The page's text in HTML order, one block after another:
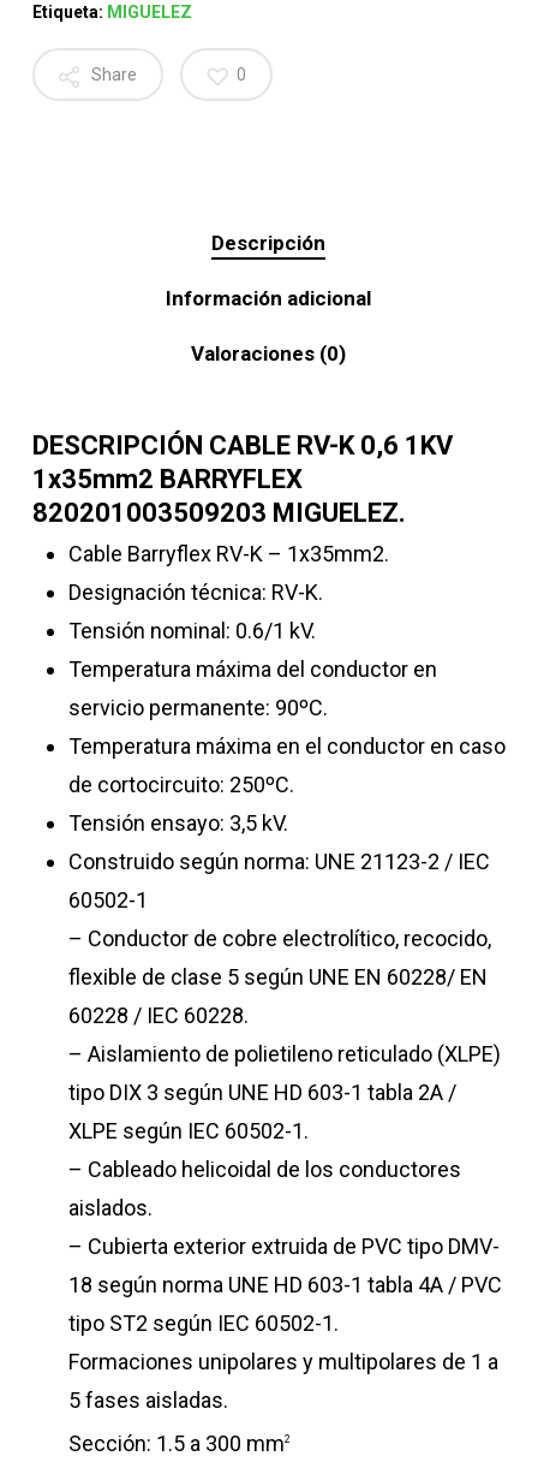
Etiqueta: MIGUELEZ
Share 0
Descripción
Información adicional
Valoraciones (0)
DESCRIPCIÓN CABLE RV-K 0,6 1KV
1x35mm2 BARRYFLEX
820201003509203 MIGUELEZ.
Cable Barryflex RV-K – 1x35mm2.
Designación técnica: RV-K.
Tensión nominal: 0.6/1 kV.
Temperatura máxima del conductor en
servicio permanente: 90ºC.
Temperatura máxima en el conductor en caso
de cortocircuito: 250ºC.
Tensión ensayo: 3,5 kV.
Construido según norma: UNE 21123-2 / IEC
60502-1
– Conductor de cobre electrolítico, recocido,
flexible de clase 5 según UNE EN 60228/ EN
60228 / IEC 60228.
– Aislamiento de polietileno reticulado (XLPE)
tipo DIX 3 según UNE HD 603-1 tabla 2A /
XLPE según IEC 60502-1.
– Cableado helicoidal de los conductores
aislados.
– Cubierta exterior extruida de PVC tipo DMV-
18 según norma UNE HD 603-1 tabla 4A / PVC
tipo ST2 según IEC 60502-1.
Formaciones unipolares y multipolares de 1 a
5 fases aisladas.
Sección: 1.5 a 300 mm2